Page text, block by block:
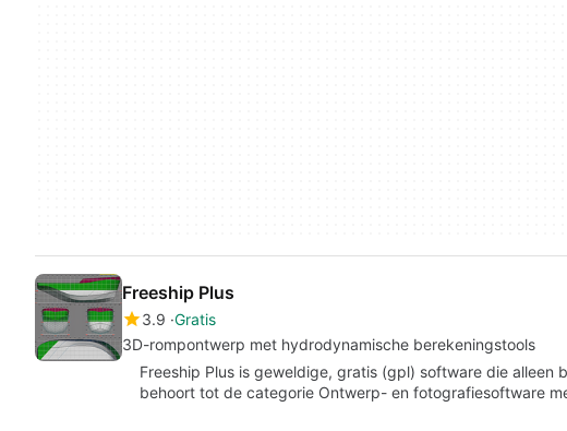
Freeship Plus
3.9 Gratis
3D-rompontwerp met hydrodynamische berekeningstools
Freeship Plus is geweldige, gratis (gpl) software die alleen
behoort tot de categorie Ontwerp- en fotografiesoftware